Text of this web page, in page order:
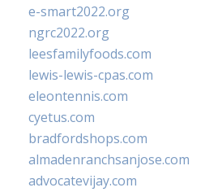
e-smart2022.org
ngrc2022.org
leesfamilyfoods.com
lewis-lewis-cpas.com
eleontennis.com
cyetus.com
bradfordshops.com
almadenranchsanjose.com
advocatevijay.com